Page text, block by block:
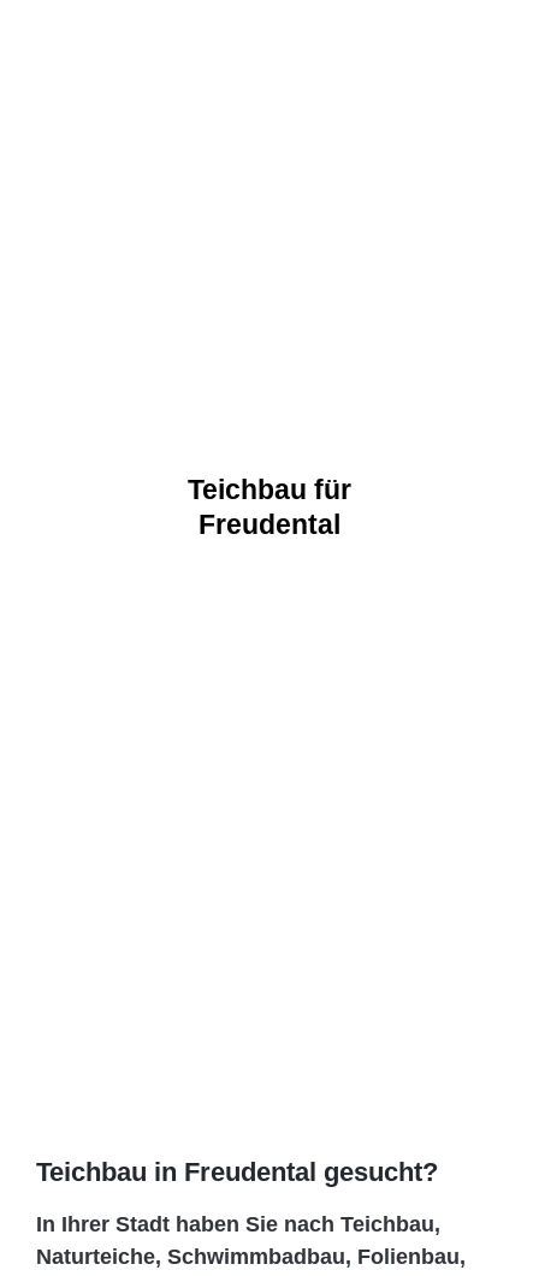
Teichbau für
Freudental
Teichbau in Freudental gesucht?
In Ihrer Stadt haben Sie nach Teichbau,
Naturteiche, Schwimmbadbau, Folienbau,